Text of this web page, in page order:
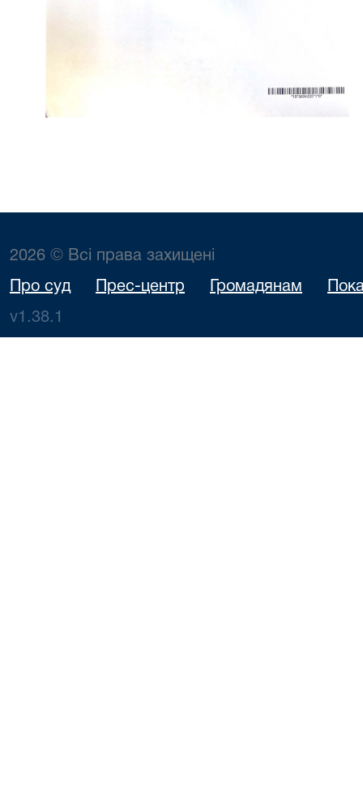
2026 © Всі права захищені
Про суд Прес-центр Громадянам
v1.38.1